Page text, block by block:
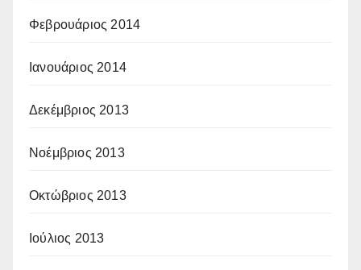
Φεβρουάριος 2014
Ιανουάριος 2014
Δεκέμβριος 2013
Νοέμβριος 2013
Οκτώβριος 2013
Ιούλιος 2013